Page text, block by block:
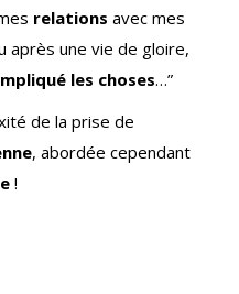
relations avec mes
après une vie de gloire,
les choses…”
de la prise de
, abordée cependant
!